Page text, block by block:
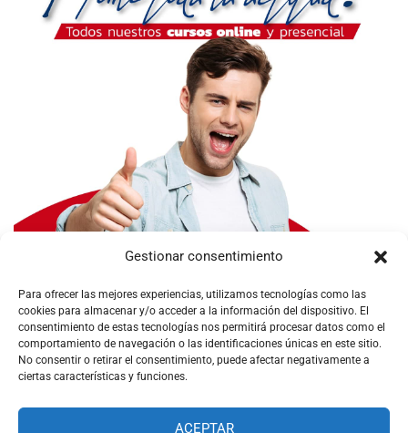
Gestionar consentimiento
Para ofrecer las mejores experiencias, utilizamos tecnologías como las
cookies para almacenar y/o acceder a la información del dispositivo. El
consentimiento de estas tecnologías nos permitirá procesar datos como el
comportamiento de navegación o las identificaciones únicas en este sitio.
No consentir o retirar el consentimiento, puede afectar negativamente a
ciertas características y funciones.
ACEPTAR